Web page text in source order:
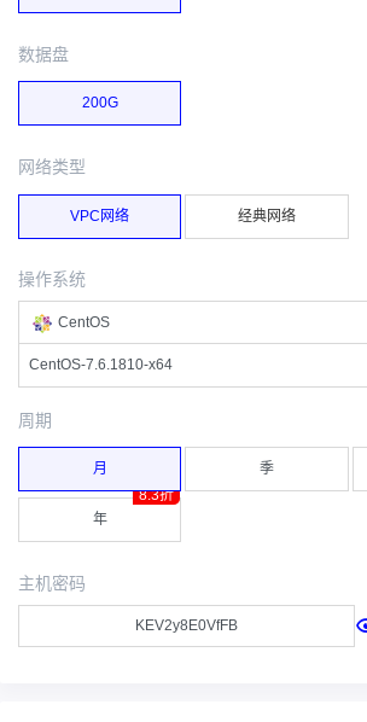
数据盘
200G
网络类型
VPC网络 经典网络
操作系统
CentOS
CentOS-7.6.1810-x64
周期
月 季
年
8.3折
主机密码